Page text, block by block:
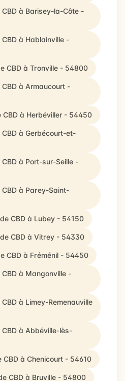
à Barisey-la-Côte -
à Hablainville -
CBD à Tronville - 54800
à Armaucourt -
à Herbéviller - 54450
à Gerbécourt-et-
à Port-sur-Seille -
à Parey-Saint-
CBD à Lubey - 54150
CBD à Vitrey - 54330
CBD à Fréménil - 54450
à Mangonville -
à Limey-Remenauville
à Abbéville-lès-
à Chenicourt - 54610
CBD à Bruville - 54800